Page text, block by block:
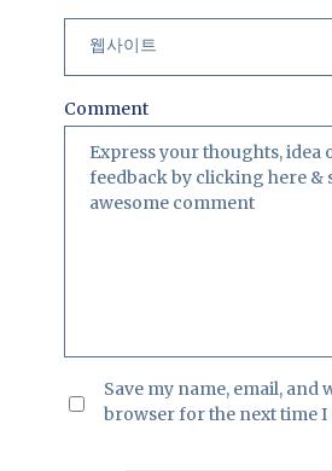
Comment
Save my name, email, and
browser for the next time I